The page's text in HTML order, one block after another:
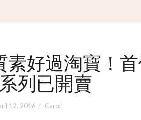
素好過淘寶！首
列已開賣
12, 2016 Carol